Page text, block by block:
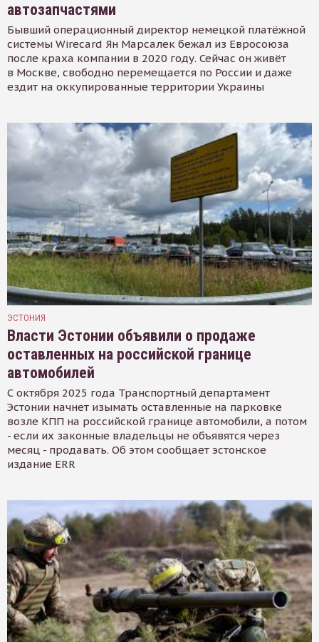
автозапчастями
Бывший операционный директор немецкой платёжной
системы Wirecard Ян Марсалек бежал из Евросоюза
после краха компании в 2020 году. Сейчас он живёт
в Москве, свободно перемещается по России и даже
ездит на оккупированные территории Украины
ЭСТОНИЯ
Власти Эстонии объявили о продаже
оставленных на российской границе
автомобилей
С октября 2025 года Транспортный департамент
Эстонии начнет изымать оставленные на парковке
возле КПП на российской границе автомобили, а потом
- если их законные владельцы не объявятся через
месяц - продавать. Об этом сообщает эстонское
издание ERR